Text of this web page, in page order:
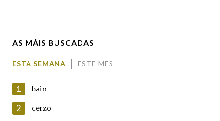
AS MÁIS BUSCADAS
ESTA SEMANA ESTE MES
1 baio
2 cerzo